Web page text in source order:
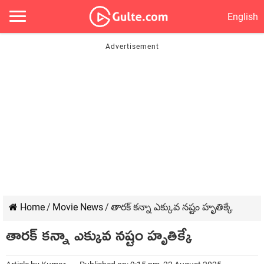
English
Home/ Movie News/ తారక్ కన్నా ఎక్కువ నష్టం హృతిక్కే
తారక్ కన్నా ఎక్కువ నష్టం హృతిక్కే